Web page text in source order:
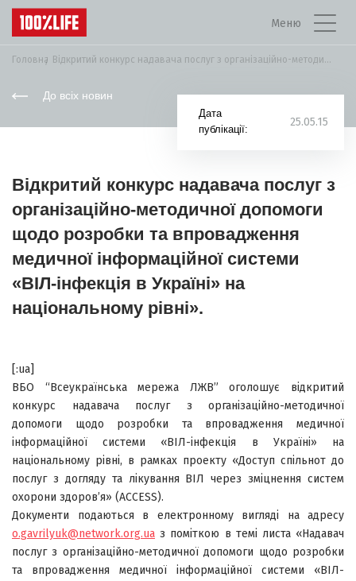
Меню
Головна Відкритий конкурс надавача послуг з організаційно-методичної допомоги...
До всіх новин
Дата
публікації:
25.05.15
Відкритий конкурс надавача послуг з
організаційно-методичної допомоги
щодо розробки та впровадження
медичної інформаційної системи
«ВІЛ-інфекція в Україні» на
національному рівні».
[:ua]
ВБО “Всеукраїнська мережа ЛЖВ” оголошує відкритий
конкурс надавача послуг з організаційно-методичної
допомоги щодо розробки та впровадження медичної
інформаційної системи «ВІЛ-інфекція в Україні» на
національному рівні, в рамках проекту «Доступ спільнот до
послуг з догляду та лікування ВІЛ через зміцнення систем
охорони здоров’я» (ACCESS).
Документи подаються в електронному вигляді на адресу
o.gavrilyuk@network.org.ua з поміткою в темі листа «Надавач
послуг з організаційно-методичної допомоги щодо розробки
та впровадження медичної інформаційної системи «ВІЛ-